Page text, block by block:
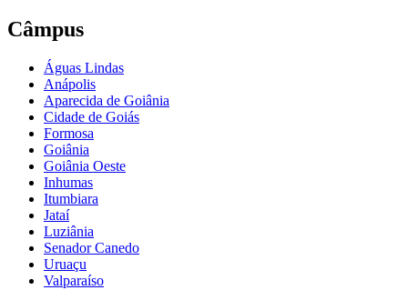
Câmpus
Águas Lindas
Anápolis
Aparecida de Goiânia
Cidade de Goiás
Formosa
Goiânia
Goiânia Oeste
Inhumas
Itumbiara
Jataí
Luziânia
Senador Canedo
Uruaçu
Valparaíso